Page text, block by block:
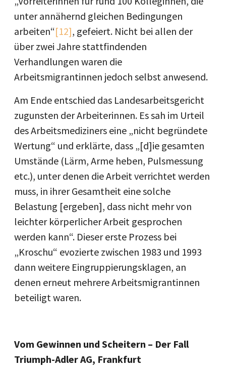
unter annähernd gleichen Bedingungen
arbeiten“[12], gefeiert. Nicht bei allen der
über zwei Jahre stattfindenden
Verhandlungen waren die
Arbeitsmigrantinnen jedoch selbst anwesend.
Am Ende entschied das Landesarbeitsgericht
zugunsten der Arbeiterinnen. Es sah im Urteil
des Arbeitsmediziners eine „nicht begründete
Wertung“ und erklärte, dass „[d]ie gesamten
Umstände (Lärm, Arme heben, Pulsmessung
etc.), unter denen die Arbeit verrichtet werden
muss, in ihrer Gesamtheit eine solche
Belastung [ergeben], dass nicht mehr von
leichter körperlicher Arbeit gesprochen
werden kann“. Dieser erste Prozess bei
„Kroschu“ evozierte zwischen 1983 und 1993
dann weitere Eingruppierungsklagen, an
denen erneut mehrere Arbeitsmigrantinnen
beteiligt waren.
Vom Gewinnen und Scheitern – Der Fall
Triumph-Adler AG, Frankfurt